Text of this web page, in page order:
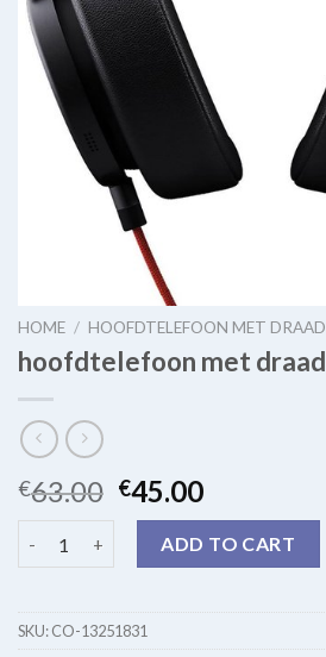
HOME / HOOFDTELEFOON MET DRAAD
hoofdtelefoon met draad
€63.00 €45.00
ADD TO CART
SKU:CO-13251831